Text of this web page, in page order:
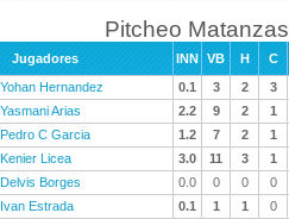
Pitcheo Matanzas
Jugadores INN VB H C
Yohan Hernandez
0.1 3 2 3
Yasmani Arias
2.2 9 2 1
Pedro C Garcia
1.2 7 2 1
Kenier Licea
3.0 11 3 1
Delvis Borges
0.0 0 0 0
Ivan Estrada
0.1 1 1 0